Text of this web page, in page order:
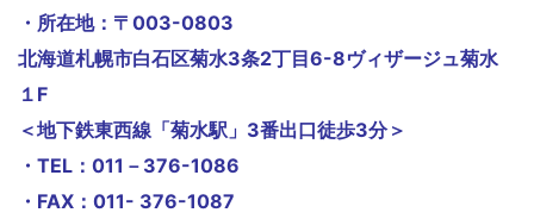
・所在地：〒003-0803
北海道札幌市白石区菊水3条2丁目6-8ヴィザージュ菊水
１F
＜地下鉄東西線「菊水駅」3番出口徒歩3分＞
・TEL：011－376-1086
・FAX：011- 376-1087